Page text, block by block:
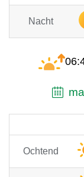
Nacht
Ochtend